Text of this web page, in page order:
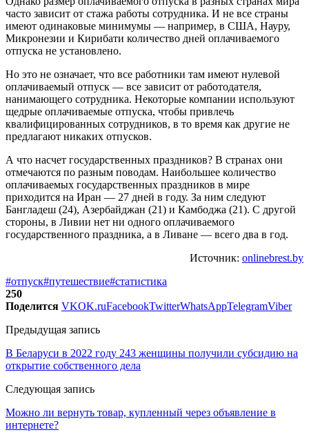
часто зависит от стажа работы сотрудника. И не все страны
имеют одинаковые минимумы — например, в США, Науру,
Микронезии и Кирибати количество дней оплачиваемого
отпуска не установлено.
Но это не означает, что все работники там имеют нулевой
оплачиваемый отпуск — все зависит от работодателя,
нанимающего сотрудника. Некоторые компании используют
щедрые оплачиваемые отпуска, чтобы привлечь
квалифицированных сотрудников, в то время как другие не
предлагают никаких отпусков.
А что насчет государственных праздников? В странах они
отмечаются по разным поводам. Наибольшее количество
оплачиваемых государственных праздников в мире
приходится на Иран — 27 дней в году. За ним следуют
Бангладеш (24), Азербайджан (21) и Камбоджа (21). С другой
стороны, в Ливии нет ни одного оплачиваемого
государственного праздника, а в Ливане — всего два в год.
Источник: onlinebrest.by
#отпуск#путешествие#статистика
250
Поделится VKOK.ruFacebookTwitterWhatsAppTelegramViber
Предыдущая запись
В Беларуси в 2022 году 243 женщины получили субсидию на
открытие собственного дела
Следующая запись
Можно ли вернуть товар, купленный через объявление в
интернете?